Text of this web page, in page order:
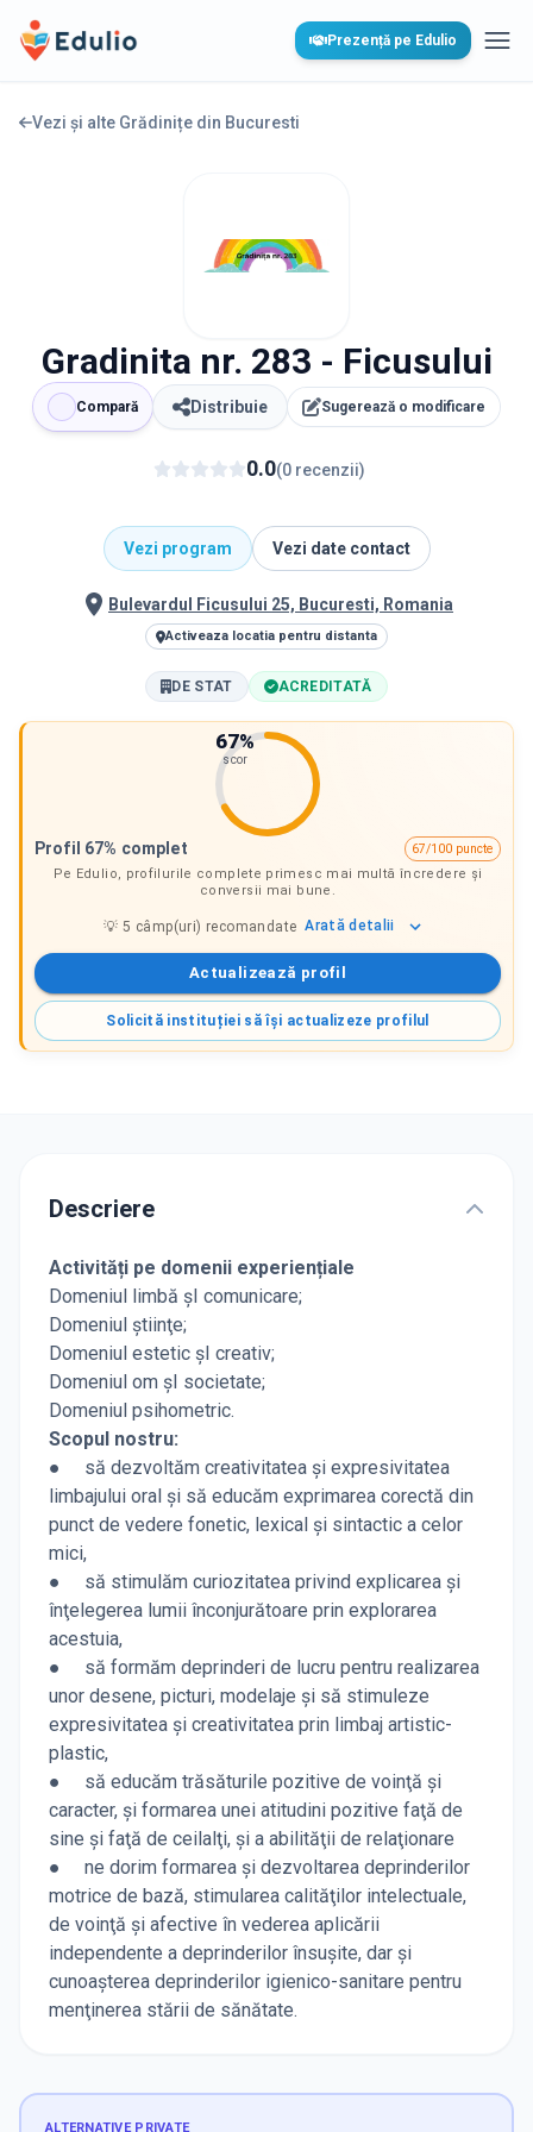
Edulio Prezență pe Edulio
Vezi și alte Grădinițe din Bucuresti
Gradinita nr. 283 - Ficusului
Compară Distribuie Sugerează o modificare
0.0(0 recenzii)
Vezi program Vezi date contact
Bulevardul Ficusului 25, Bucuresti, Romania
Activeaza locatia pentru distanta
DE STAT ACREDITATĂ
67%
scor
Profil 67% complet
67/100 puncte
Pe Edulio, profilurile complete primesc mai multă încredere și
conversii mai bune.
💡5 câmp(uri) recomandate Arată detalii
Actualizează profil
Solicită instituției să își actualizeze profilul
Descriere
Activități pe domenii experiențiale
Domeniul limbă şI comunicare;
Domeniul ştiinţe;
Domeniul estetic şI creativ;
Domeniul om şI societate;
Domeniul psihometric.
Scopul nostru:
● să dezvoltăm creativitatea şi expresivitatea
limbajului oral şi să educăm exprimarea corectă din
punct de vedere fonetic, lexical şi sintactic a celor
mici,
● să stimulăm curiozitatea privind explicarea şi
înţelegerea lumii înconjurătoare prin explorarea
acestuia,
● să formăm deprinderi de lucru pentru realizarea
unor desene, picturi, modelaje şi să stimuleze
expresivitatea şi creativitatea prin limbaj artistic-
plastic,
● să educăm trăsăturile pozitive de voinţă şi
caracter, şi formarea unei atitudini pozitive faţă de
sine şi faţă de ceilalţi, şi a abilităţii de relaţionare
● ne dorim formarea şi dezvoltarea deprinderilor
motrice de bază, stimularea calităţilor intelectuale,
de voinţă şi afective în vederea aplicării
independente a deprinderilor însuşite, dar şi
cunoaşterea deprinderilor igienico-sanitare pentru
menţinerea stării de sănătate.
ALTERNATIVE PRIVATE